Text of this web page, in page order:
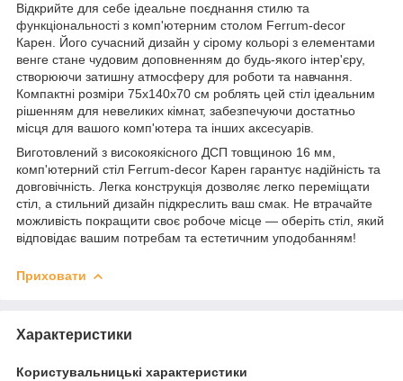
Відкрийте для себе ідеальне поєднання стилю та
функціональності з комп'ютерним столом Ferrum-decor
Карен. Його сучасний дизайн у сірому кольорі з елементами
венге стане чудовим доповненням до будь-якого інтер'єру,
створюючи затишну атмосферу для роботи та навчання.
Компактні розміри 75x140x70 см роблять цей стіл ідеальним
рішенням для невеликих кімнат, забезпечуючи достатньо
місця для вашого комп'ютера та інших аксесуарів.
Виготовлений з високоякісного ДСП товщиною 16 мм,
комп'ютерний стіл Ferrum-decor Карен гарантує надійність та
довговічність. Легка конструкція дозволяє легко переміщати
стіл, а стильний дизайн підкреслить ваш смак. Не втрачайте
можливість покращити своє робоче місце — оберіть стіл, який
відповідає вашим потребам та естетичним уподобанням!
Приховати
Характеристики
Користувальницькі характеристики